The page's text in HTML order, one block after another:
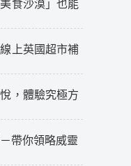
食沙漠」也能
上英國超市補
，體驗究極方
帶你領略威靈